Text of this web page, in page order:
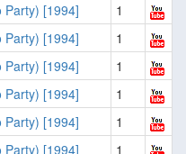
Party) [1994]
1
Party) [1994]
1
Party) [1994]
1
Party) [1994]
1
Party) [1994]
1
Party) [1994]
1